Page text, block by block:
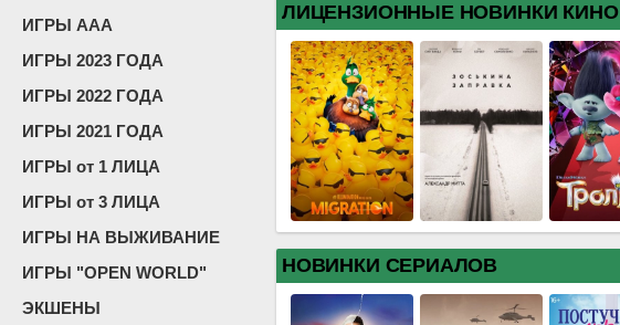
ИГРЫ ААА
ИГРЫ 2023 ГОДА
ИГРЫ 2022 ГОДА
ИГРЫ 2021 ГОДА
ИГРЫ от 1 ЛИЦА
ИГРЫ от 3 ЛИЦА
ИГРЫ НА ВЫЖИВАНИЕ
ИГРЫ "OPEN WORLD"
ЭКШЕНЫ
ЛИЦЕНЗИОННЫЕ НОВИНКИ КИНО
НОВИНКИ СЕРИАЛОВ